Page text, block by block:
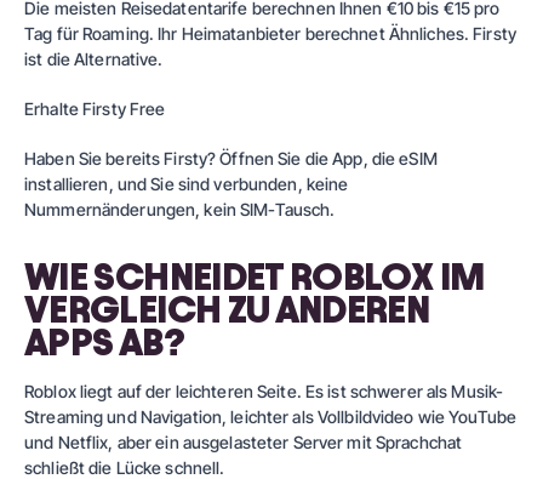
Die meisten Reisedatentarife berechnen Ihnen €10 bis €15 pro
Tag für Roaming. Ihr Heimatanbieter berechnet Ähnliches.Firsty
ist die Alternative.
Erhalte Firsty Free
Haben Sie bereits Firsty? Öffnen Sie die App, die eSIM
installieren, und Sie sind verbunden, keine
Nummernänderungen, kein SIM-Tausch.
WIE SCHNEIDET ROBLOX IM
VERGLEICH ZU ANDEREN
APPS AB?
Roblox liegt auf der leichteren Seite. Es ist schwerer als Musik-
Streaming und Navigation, leichter als Vollbildvideo wie YouTube
und Netflix, aber ein ausgelasteter Server mit Sprachchat
schließt die Lücke schnell.